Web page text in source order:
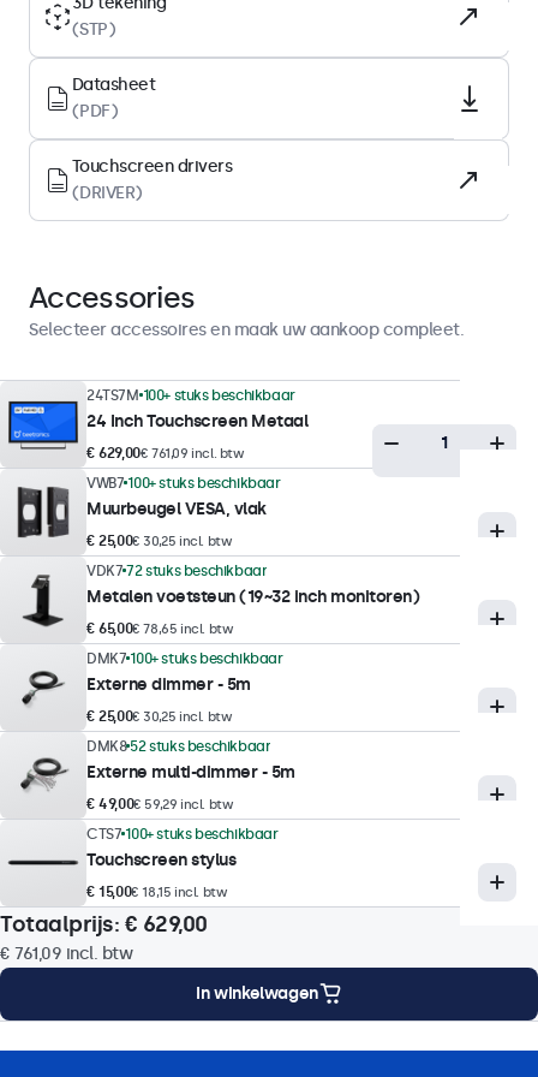
Oppervlak
Gehard glas
Ondersteunde oriëntatie
Landscape, portrait
Displayprestaties
300 nits (typisch)
Minimale helderheid
Contrast
3000:1
Kijkhoek
178° horizontaal, 178° verticaal
Reactietijd
10 ms
Ondersteunde resoluties
1920 x 1080 (max), 640 x 480 (min)
Touchtechnologie
Touch technologie
Capacitief
Aanraakpunten
10-punts (multitouch)
Touchinterface
USB HID-compatibel
Ondersteuning voor gebaren
(STP)
Datasheet
(PDF)
Touchscreen drivers
(DRIVER)
Accessories
Selecteer accessoires en maak uw aankoop compleet.
24TS7M 100+ stuks beschikbaar
24 Inch Touchscreen Metaal
€ 629,00€ 761,09 incl. btw
VWB7 100+ stuks beschikbaar
Muurbeugel VESA, vlak
€ 25,00€ 30,25 incl. btw
VDK7 72 stuks beschikbaar
Metalen voetsteun (19~32 inch monitoren)
€ 65,00€ 78,65 incl. btw
DMK7 100+ stuks beschikbaar
Externe dimmer - 5m
€ 25,00€ 30,25 incl. btw
DMK8 52 stuks beschikbaar
Externe multi-dimmer - 5m
€ 49,00€ 59,29 incl. btw
CTS7 100+ stuks beschikbaar
Touchscreen stylus
€ 15,00€ 18,15 incl. btw
Totaalprijs: € 629,00
€ 761,09 incl. btw
In winkelwagen
Montageopties Specificaties Downloads Accessoires